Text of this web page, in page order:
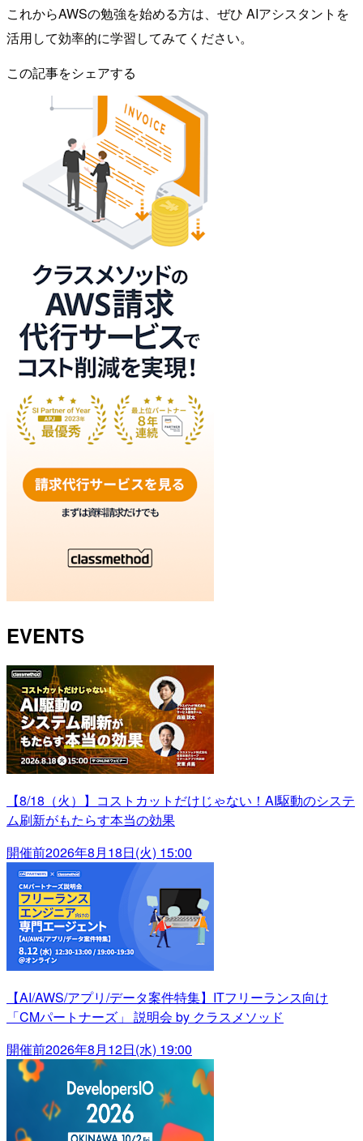
これからAWSの勉強を始める方は、ぜひ AIアシスタントを
活用して効率的に学習してみてください。
この記事をシェアする
EVENTS
【8/18（火）】コストカットだけじゃない！AI駆動のシステ
ム刷新がもたらす本当の効果
開催前2026年8月18日(火) 15:00
【AI/AWS/アプリ/データ案件特集】ITフリーランス向け
「CMパートナーズ」 説明会 by クラスメソッド
開催前2026年8月12日(水) 19:00